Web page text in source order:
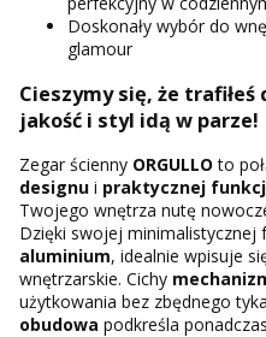
Doskonały wybór do
glamour
Cieszymy się, że
jakość i styl idą w parze!
Zegar ścienny ORGULLO to
designu i praktycznej
Twojego wnętrza nutę
Dzięki swojej
aluminium, idealnie wpisuje
wnętrzarskie. Cichy
użytkowania bez zbędnego
obudowa podkreśla